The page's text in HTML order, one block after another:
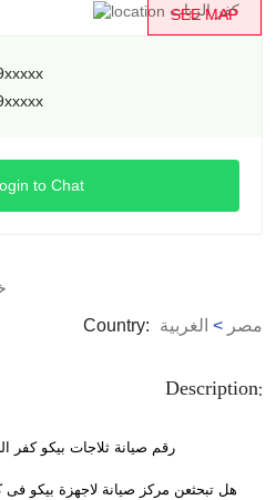
SEE MAP
كفر الزيات
to Chat
Country:
مصر > الغربية
Description:
رقم صيانة ثلاجات بيكو كفر الزيات
هل تبحثعن مركز صيانة لاجهزة بيكو